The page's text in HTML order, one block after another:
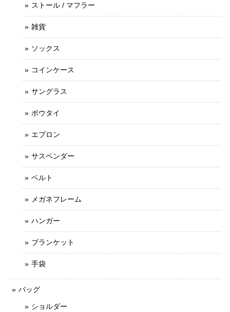
ストール / マフラー
雑貨
ソックス
コインケース
サングラス
ボウタイ
エプロン
サスペンダー
ベルト
メガネフレーム
ハンガー
ブランケット
手袋
バッグ
ショルダー